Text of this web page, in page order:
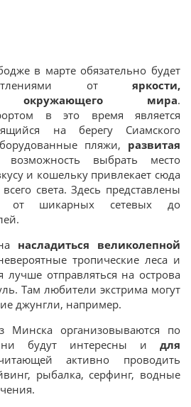
в марте обязательно будет
от яркости,
окружающего мира.
в это время является
на берегу Сиамского
пляжи, развитая
выбрать место
и кошельку привлекает сюда
света. Здесь представлены
от шикарных сетевых до
насладиться великолепной
тропические леса и
лучше отправляться на острова
Там любители экстрима могут
джунгли, например.
организовываются по
будут интересны и для
активно проводить
рыбалка, серфинг, водные